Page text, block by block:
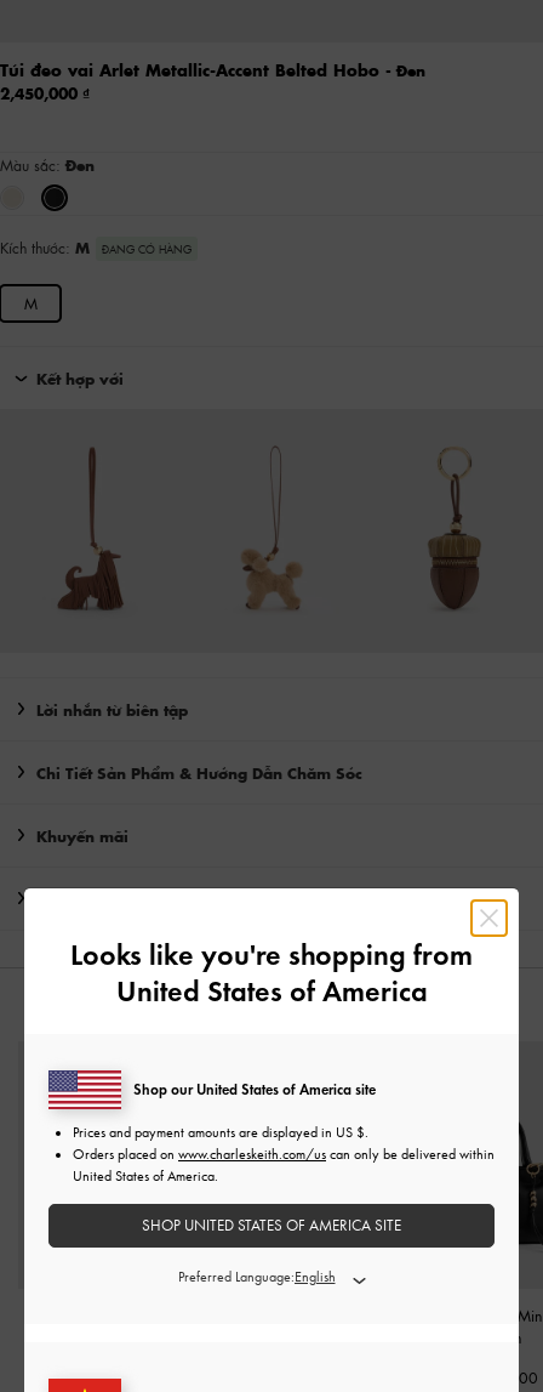
Túi đeo vai Arlet Metallic-Accent Belted Hobo - Đen
2,450,000
Màu sắc: Đen
Kích thước: M ĐANG CÓ HÀNG
M
Kết hợp với
Lời nhắn từ biên tập
Chi Tiết Sản Phẩm & Hướng Dẫn Chăm Sóc
Khuyến mãi
CÓ THỂ BẠN SẼ THÍCH
Túi tote tua rua
Đen
2,450,000
Looks like you're shopping from
United States of America
Shop our United States of America site
Prices and payment amounts are displayed in US $
Orders placed on www.charleskeith.com/us can only be delivered within
United States of America.
SHOP UNITED STATES OF AMERICA SITE
Preferred Language: